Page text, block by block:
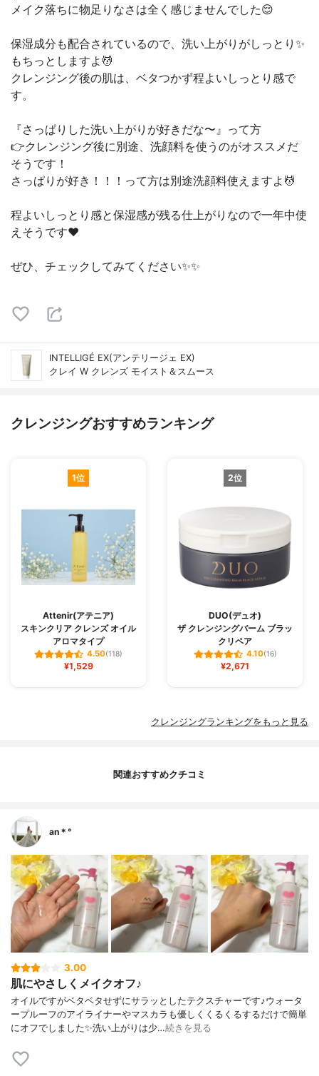
メイク落ちに物足りなさは全く感じませんでした😌
保湿成分も配合されているので、洗い上がりがしっとり✨
もちっとしますよ💆
クレンジング後の肌は、ベタつかず程よいしっとり感で
す。
『さっぱりした洗い上がりが好きだな〜』って方
👉クレンジング後に別途、洗顔料を使うのがオススメだ
そうです！
さっぱりが好き！！！って方は別途洗顔料使えますよ💆
程よいしっとり感と保湿感が残る仕上がりなので一年中使
えそうです♥
ぜひ、チェックしてみてください✨✨
INTELLIGÉ EX(アンテリージェ EX)
クレイ W クレンズ モイスト＆スムース
クレンジングおすすめランキング
1位
Attenir(アテニア)
スキンクリア クレンズ オイル
アロマタイプ
4.50(118)
¥1,529
2位
DUO(デュオ)
ザ クレンジングバーム ブラッ
クリペア
4.10(16)
¥2,671
クレンジングランキングをもっと見る
関連おすすめクチコミ
an＊°
3.00
肌にやさしくメイクオフ♪
オイルですがベタベタせずにサラッとしたテクスチャーです♪ウォータ
ープルーフのアイライナーやマスカラも優しくくるくるするだけで簡単
にオフでしました✨洗い上がりは少…続きを見る